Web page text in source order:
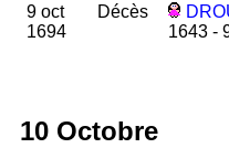
9 oct
1694
Décès
1643 -
10 Octobre